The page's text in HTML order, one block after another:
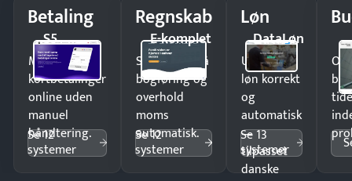
Betaling
S5
Modtag
kortbetalinger
online uden
manuel
håndtering.
Se 12
systemer
Regnskab
E-komplet
Spar timer på
bogføring og
overhold
moms
automatisk.
Se 12
systemer
Løn
DataLøn
Udbetal
løn korrekt
og
automatisk
—
tilpasset
danske
Se 13
systemer